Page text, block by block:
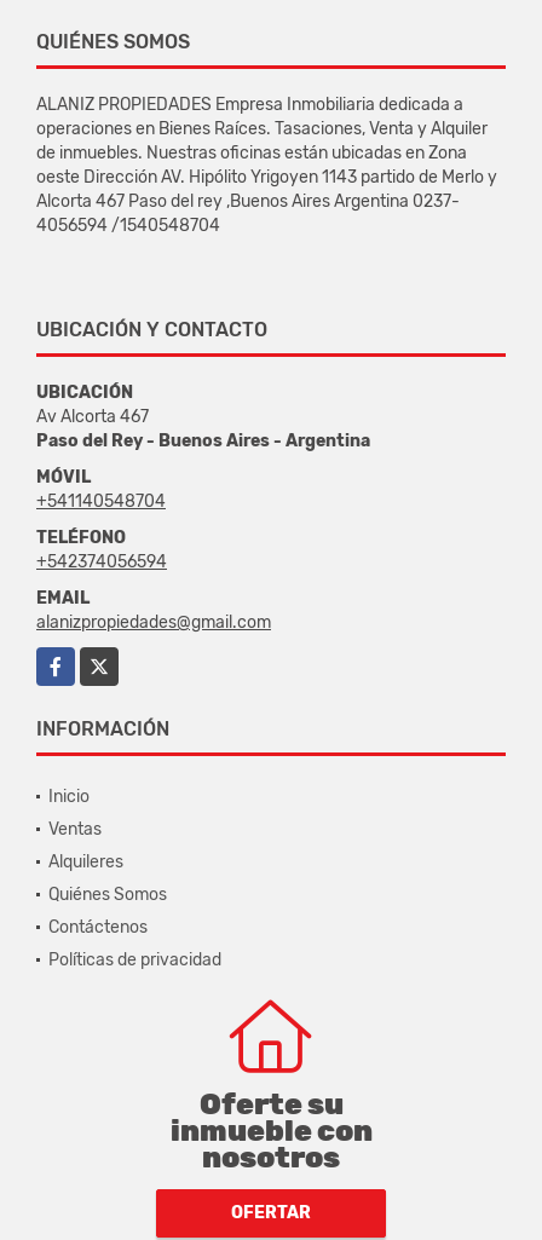
QUIÉNES SOMOS
ALANIZ PROPIEDADES Empresa Inmobiliaria dedicada a
operaciones en Bienes Raíces. Tasaciones, Venta y Alquiler
de inmuebles. Nuestras oficinas están ubicadas en Zona
oeste Dirección AV. Hipólito Yrigoyen 1143 partido de Merlo y
Alcorta 467 Paso del rey ,Buenos Aires Argentina 0237-
4056594 /1540548704
UBICACIÓN Y CONTACTO
UBICACIÓN
Av Alcorta 467
Paso del Rey - Buenos Aires - Argentina
MÓVIL
+541140548704
TELÉFONO
+542374056594
EMAIL
alanizpropiedades@gmail.com
Facebook
INFORMACIÓN
Inicio
Ventas
Alquileres
Quiénes Somos
Contáctenos
Políticas de privacidad
Oferte su
inmueble con
nosotros
OFERTAR